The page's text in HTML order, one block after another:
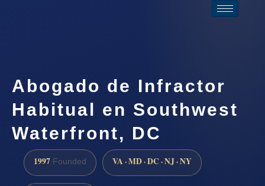
Abogado de Infractor
Habitual en Southwest
Waterfront, DC
1997 Founded VA · MD · DC · NJ · NY